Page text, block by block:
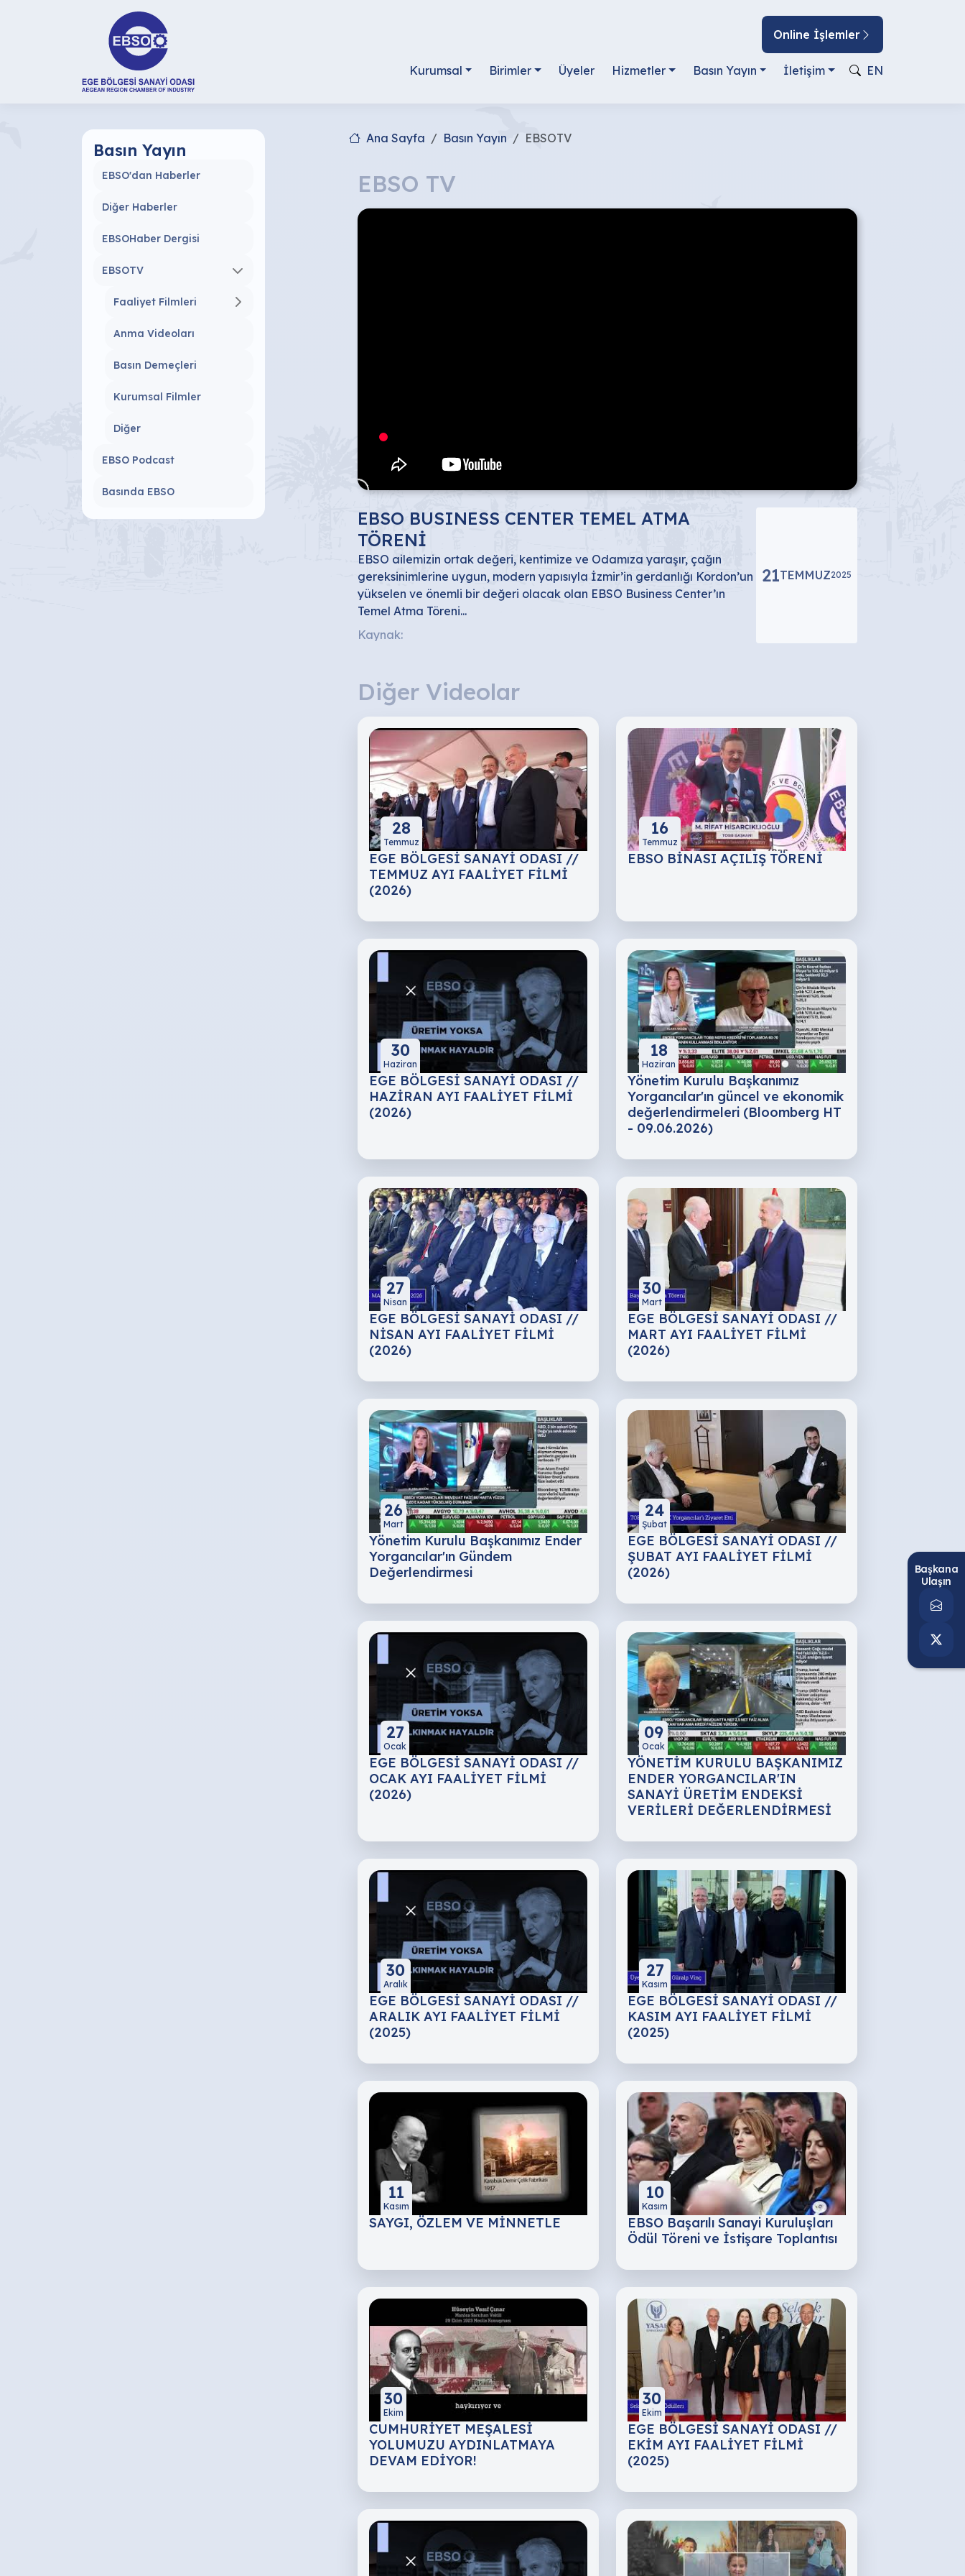
Online İşlemler
Kurumsal Birimler Üyeler Hizmetler Basın Yayın İletişim EN
Ana Sayfa Basın Yayın EBSOTV
EBSO TV
EBSO BUSINESS CENTER TEMEL ATMA
TÖRENİ
EBSO ailemizin ortak değeri, kentimize ve Odamıza yaraşır, çağın
gereksinimlerine uygun, modern yapısıyla İzmir’in gerdanlığı Kordon’un
yükselen ve önemli bir değeri olacak olan EBSO Business Center’ın
Temel Atma Töreni...
Kaynak:
21TEMMUZ2025
Diğer Videolar
28
Temmuz
EGE BÖLGESİ SANAYİ ODASI //
TEMMUZ AYI FAALİYET FİLMİ
(2026)
16
Temmuz
EBSO BİNASI AÇILIŞ TÖRENİ
30
Haziran
EGE BÖLGESİ SANAYİ ODASI //
HAZİRAN AYI FAALİYET FİLMİ
(2026)
18
Haziran
Yönetim Kurulu Başkanımız
Yorgancılar'ın güncel ve ekonomik
değerlendirmeleri (Bloomberg HT
- 09.06.2026)
27
Nisan
EGE BÖLGESİ SANAYİ ODASI //
NİSAN AYI FAALİYET FİLMİ
(2026)
30
Mart
EGE BÖLGESİ SANAYİ ODASI //
MART AYI FAALİYET FİLMİ
(2026)
26
Mart
Yönetim Kurulu Başkanımız Ender
Yorgancılar'ın Gündem
Değerlendirmesi
24
Şubat
EGE BÖLGESİ SANAYİ ODASI //
ŞUBAT AYI FAALİYET FİLMİ
(2026)
27
Ocak
EGE BÖLGESİ SANAYİ ODASI //
OCAK AYI FAALİYET FİLMİ
(2026)
09
Ocak
YÖNETİM KURULU BAŞKANIMIZ
ENDER YORGANCILAR'IN
SANAYİ ÜRETİM ENDEKSİ
VERİLERİ DEĞERLENDİRMESİ
30
Aralık
EGE BÖLGESİ SANAYİ ODASI //
ARALIK AYI FAALİYET FİLMİ
(2025)
27
Kasım
EGE BÖLGESİ SANAYİ ODASI //
KASIM AYI FAALİYET FİLMİ
(2025)
11
Kasım
SAYGI, ÖZLEM VE MİNNETLE
10
Kasım
EBSO Başarılı Sanayi Kuruluşları
Ödül Töreni ve İstişare Toplantısı
30
Ekim
CUMHURİYET MEŞALESİ
YOLUMUZU AYDINLATMAYA
DEVAM EDİYOR!
30
Ekim
EGE BÖLGESİ SANAYİ ODASI //
EKİM AYI FAALİYET FİLMİ
(2025)
Basın Yayın
EBSO'dan Haberler
Diğer Haberler
EBSOHaber Dergisi
EBSOTV
Faaliyet Filmleri
Anma Videoları
Basın Demeçleri
Kurumsal Filmler
Diğer
EBSO Podcast
Basında EBSO
Başkana
Ulaşın